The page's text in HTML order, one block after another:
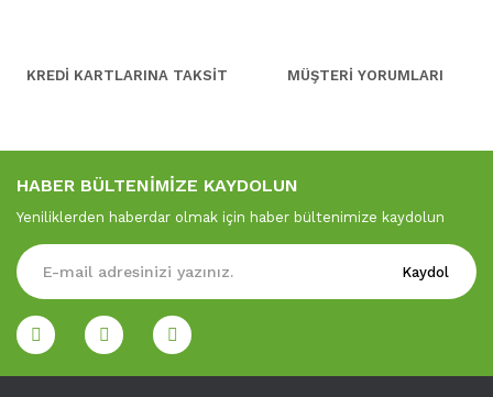
KREDİ KARTLARINA TAKSİT MÜŞTERİ YORUMLARI
HABER BÜLTENİMİZE KAYDOLUN
Yeniliklerden haberdar olmak için haber bültenimize kaydolun
Kaydol